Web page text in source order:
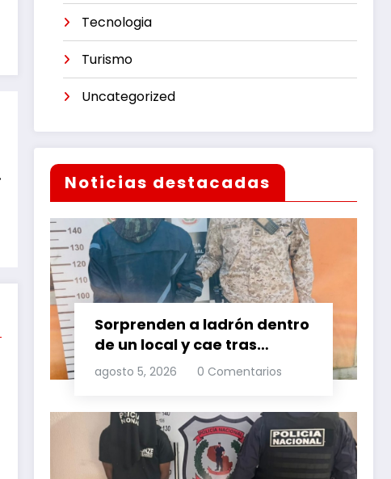
Tecnologia
Turismo
Uncategorized
Noticias destacadas
Sorprenden a ladrón dentro
de un local y cae tras
persecución
agosto 5, 2026 0 Comentarios